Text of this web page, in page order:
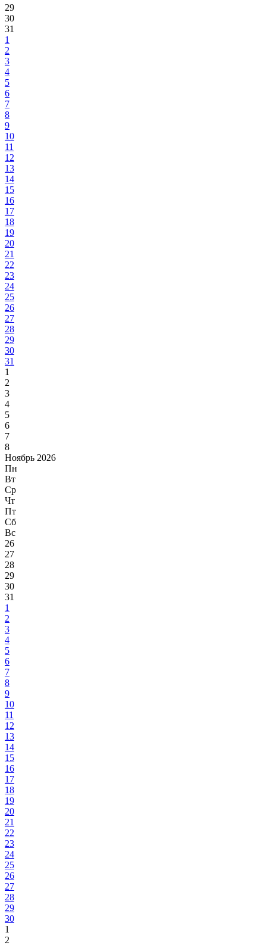
29
30
31
1
2
3
4
5
6
7
8
9
10
11
12
13
14
15
16
17
18
19
20
21
22
23
24
25
26
27
28
29
30
31
1
2
3
4
5
6
7
8
Ноябрь 2026
Пн
Вт
Ср
Чт
Пт
Сб
Вс
26
27
28
29
30
31
1
2
3
4
5
6
7
8
9
10
11
12
13
14
15
16
17
18
19
20
21
22
23
24
25
26
27
28
29
30
1
2